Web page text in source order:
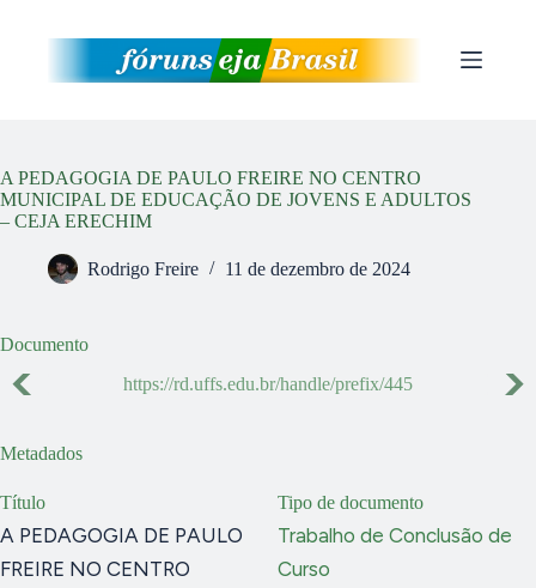
A PEDAGOGIA DE PAULO FREIRE NO CENTRO
MUNICIPAL DE EDUCAÇÃO DE JOVENS E ADULTOS
– CEJA ERECHIM
Rodrigo Freire 11 de dezembro de 2024
Documento
https://rd.uffs.edu.br/handle/prefix/445
Metadados
Título
A PEDAGOGIA DE PAULO
FREIRE NO CENTRO
Tipo de documento
Trabalho de Conclusão de
Curso